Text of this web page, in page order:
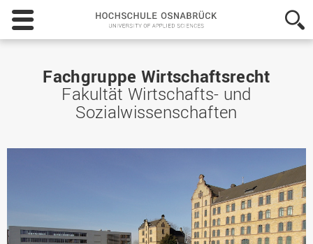
Hochschule
Osnabrück
-
Applied
Sciences
Fachgruppe Wirtschaftsrecht
Fakultät Wirtschafts- und
Sozialwissenschaften